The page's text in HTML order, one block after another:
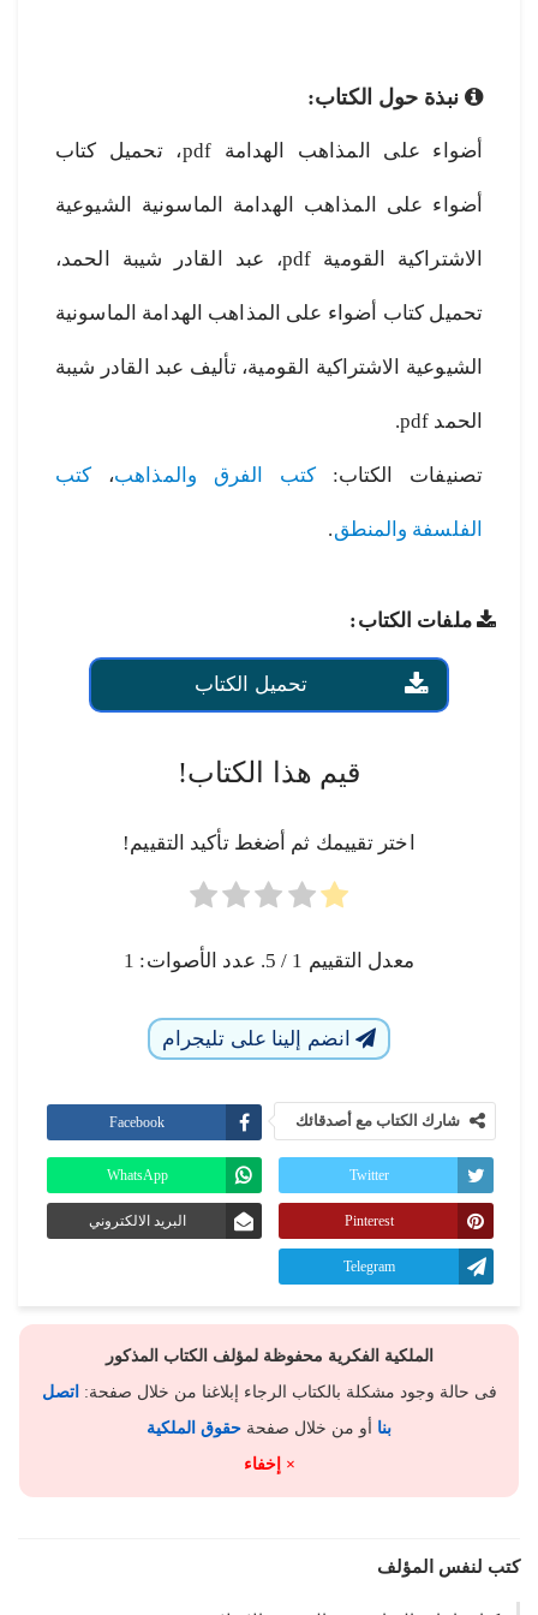
نبذة حول الكتاب:
أضواء على المذاهب الهدامة pdf، تحميل كتاب
أضواء على المذاهب الهدامة الماسونية الشيوعية
الاشتراكية القومية pdf، عبد القادر شيبة الحمد،
تحميل كتاب أضواء على المذاهب الهدامة الماسونية
الشيوعية الاشتراكية القومية، تأليف عبد القادر شيبة
الحمد pdf.
تصنيفات الكتاب: كتب الفرق والمذاهب، كتب
الفلسفة والمنطق.
ملفات الكتاب:
تحميل الكتاب
قيم هذا الكتاب!
اختر تقييمك ثم أضغط تأكيد التقييم!
معدل التقييم 1 / 5. عدد الأصوات: 1
انضم إلينا على تليجرام
شارك الكتاب مع أصدقائك Facebook
Twitter
WhatsApp
Pinterest البريد الالكتروني
Telegram
الملكية الفكرية محفوظة لمؤلف الكتاب المذكور
فى حالة وجود مشكلة بالكتاب الرجاء إبلاغنا من خلال صفحة: اتصل
بنا أو من خلال صفحة حقوق الملكية
× إخفاء
كتب لنفس المؤلف